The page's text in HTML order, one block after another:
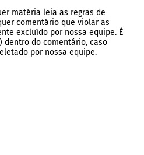
matéria leia as regras de
comentário que violar as
excluído por nossa equipe. É
do comentário, caso
por nossa equipe.